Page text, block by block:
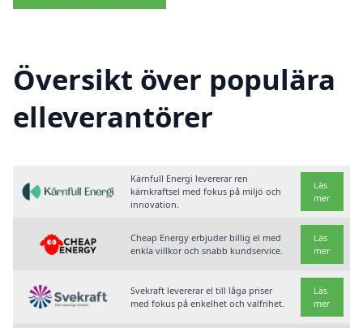
Översikt över populära
elleverantörer
Kärnfull Energi levererar ren
kärnkraftsel med fokus på miljö och
innovation.
Läs
mer
Cheap Energy erbjuder billig el med
enkla villkor och snabb kundservice.
Läs
mer
Svekraft levererar el till låga priser
med fokus på enkelhet och valfrihet.
Läs
mer